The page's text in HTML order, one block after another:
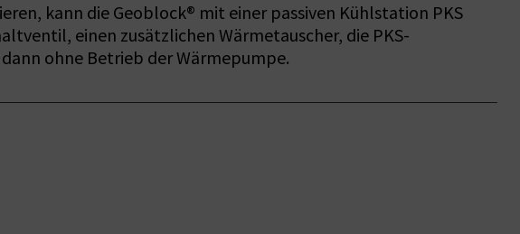
kann die Geoblock® mit einer passiven Kühlstation PKS
einen zusätzlichen Wärmetauscher, die PKS-
ohne Betrieb der Wärmepumpe.